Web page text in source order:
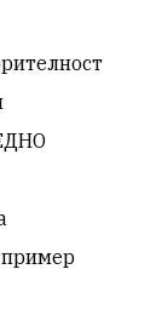
дом
детето